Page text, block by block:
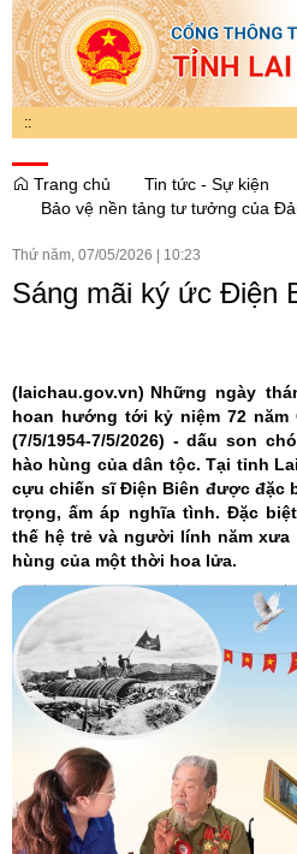
::
Trang chủ
Tin tức - Sự kiện
Bảo vệ nền tảng tư tưởng của
Thứ năm, 07/05/2026 10:23
Sáng mãi ký ức Điện
(laichau.gov.vn) Những ngày
hoan hướng tới kỷ niệm 72 năm
(7/5/1954-7/5/2026) - dấu son
hào hùng của dân tộc. Tại tỉnh
cựu chiến sĩ Điện Biên được đặc
trọng, ấm áp nghĩa tình. Đặc
thế hệ trẻ và người lính năm
hùng của một thời hoa lửa.